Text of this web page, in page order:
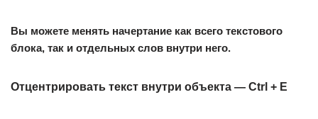
Вы можете менять начертание как всего текстового
блока, так и отдельных слов внутри него.
Отцентрировать текст внутри объекта — Ctrl + E